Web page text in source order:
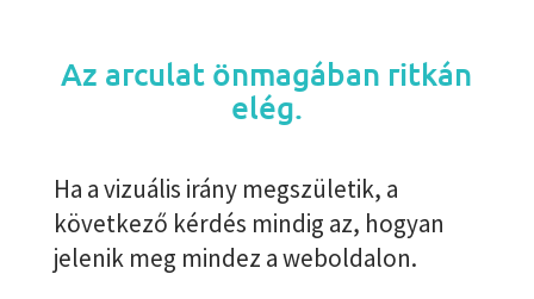
Az arculat önmagában ritkán
elég.
Ha a vizuális irány megszületik, a
következő kérdés mindig az, hogyan
jelenik meg mindez a weboldalon.